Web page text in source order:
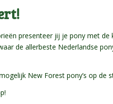
presenteer jij je pony met de
de allerbeste Nederlandse
New Forest pony’s op de